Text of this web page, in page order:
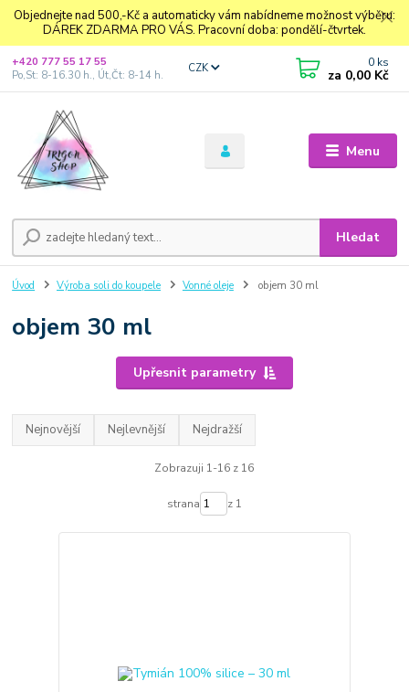
Objednejte nad 500,-Kč a automaticky vám nabídneme možnost výběru:
DÁREK ZDARMA PRO VÁS. Pracovní doba: pondělí-čtvrtek.
Menu
CZK
Hledat
+420 777 55 17 55
Po,St: 8-16.30 h., Út,Čt: 8-14 h.
0 ks
za 0,00 Kč
Úvod Výroba soli do koupele Vonné oleje objem 30 ml
objem 30 ml
Upřesnit parametry
Nejnovější Nejlevnější Nejdražší
Zobrazuji 1-16 z 16
strana z 1